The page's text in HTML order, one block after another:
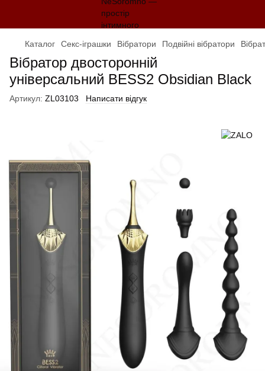
Каталог Секс-іграшки Вібратори Подвійні вібратори
Вібратор двосторонній
універсальний BESS2 Obsidian Black
Артикул: ZL03103 Написати відгук